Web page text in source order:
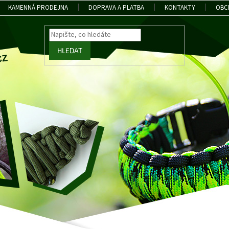
KAMENNÁ PRODEJNA DOPRAVA A PLATBA KONTAKTY
HLEDAT